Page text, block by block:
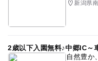
新潟県
2歳以下入園無料♪中郷IC～
自然豊か